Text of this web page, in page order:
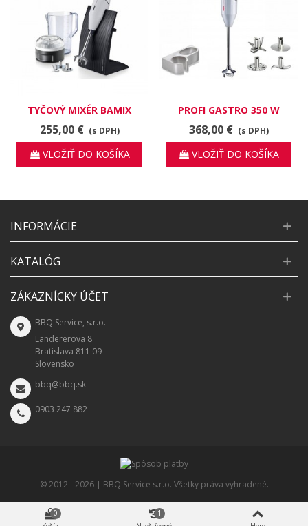
TYČOVÝ MIXÉR BAMIX
SWISSLINE M200, BIELY
MAT, 200 W
255,00 € (s DPH)
VLOŽIŤ DO KOŠÍKA
PROFI GASTRO 350 W
TYČOVÝ MIXÉR, BIELOŠEDÝ
368,00 € (s DPH)
VLOŽIŤ DO KOŠÍKA
INFORMÁCIE
KATALÓG
ZÁKAZNÍCKY ÚČET
BBQ Service, s.r.o.
Landererova 8
Bratislava 811 09
Slovensko
bbq@bbq.sk
0903 247 882
© 2012 -2026 | BBQ Service s.r.o. Všetky práva vyhradené.
0 1